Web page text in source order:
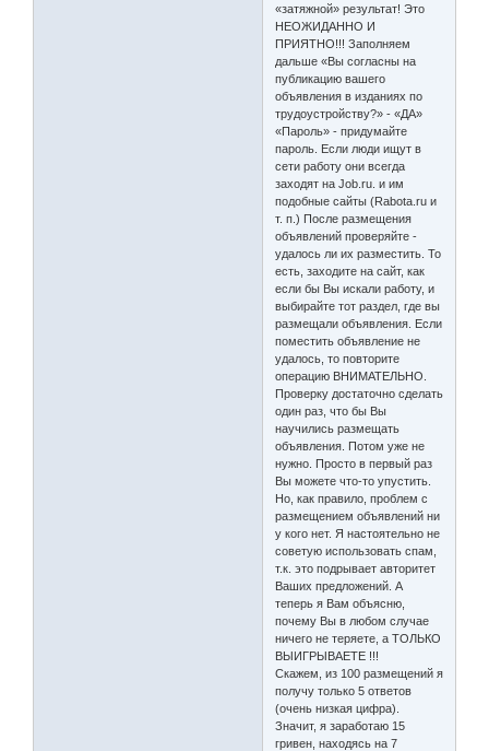
«затяжной» результат! Это
НЕОЖИДАННО И
ПРИЯТНО!!! Заполняем
дальше «Вы согласны на
публикацию вашего
объявления в изданиях по
трудоустройству?» - «ДА»
«Пароль» - придумайте
пароль. Если люди ищут в
сети работу они всегда
заходят на Job.ru. и им
подобные сайты (Rabota.ru и
т. п.) После размещения
объявлений проверяйте -
удалось ли их разместить. То
есть, заходите на сайт, как
если бы Вы искали работу, и
выбирайте тот раздел, где вы
размещали объявления. Если
поместить объявление не
удалось, то повторите
операцию ВНИМАТЕЛЬНО.
Проверку достаточно сделать
один раз, что бы Вы
научились размещать
объявления. Потом уже не
нужно. Просто в первый раз
Вы можете что-то упустить.
Но, как правило, проблем с
размещением объявлений ни
у кого нет. Я настоятельно не
советую использовать спам,
т.к. это подрывает авторитет
Ваших предложений. А
теперь я Вам объясню,
почему Вы в любом случае
ничего не теряете, а ТОЛЬКО
ВЫИГРЫВАЕТЕ !!!
Скажем, из 100 размещений я
получу только 5 ответов
(очень низкая цифра).
Значит, я заработаю 15
гривен, находясь на 7